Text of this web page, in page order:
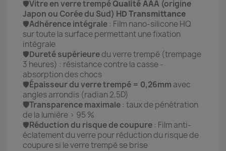
🛡️Vitre en verre trempéQualité AAA (origine
Japon ou Corée du Sud) HD Transmittance
🛡️Adhérence intégrale : Film nano-silicone HQ
sur toute la surface permettant une fixation
intégrale
🛡️Dureté supérieuredu verre trempé (trempage
3 heures) : résistance contre la casse -
absorption des chocs
🛡️Épaisseur du verre trempé = 0,26mm avec
angles arrondis (radian 2,5D)
🛡️Transparence maximale : taux de pénétration
de la lumière > 95 %
🛡️Réduction du risque de coupure : Film anti-
éclatement du verre pour réduction du risque de
coupure si le verre trempé se brise